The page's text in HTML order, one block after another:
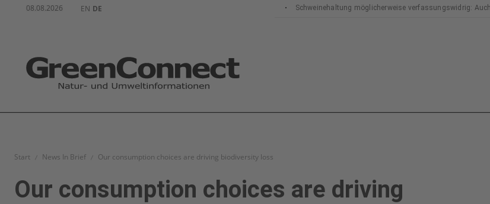
08.08.2026 EN DE
Schweinehaltung möglicherweise verfassungswidrig:
Start News In Brief Our consumption choices are driving biodiversity loss
Our consumption choices are driving